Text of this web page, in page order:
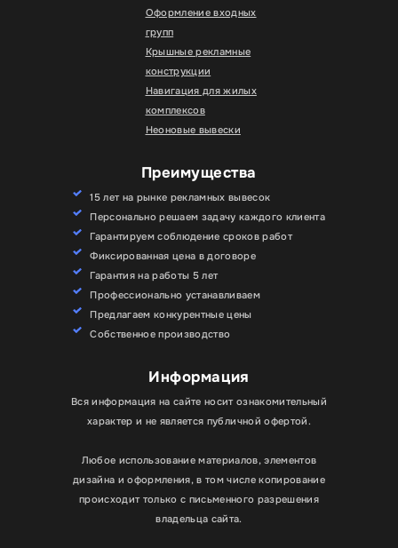
Оформление входных
групп
Крышные рекламные
конструкции
Навигация для жилых
комплексов
Неоновые вывески
Преимущества
15 лет на рынке рекламных вывесок
Персонально решаем задачу каждого клиента
Гарантируем соблюдение сроков работ
Фиксированная цена в договоре
Гарантия на работы 5 лет
Профессионально устанавливаем
Предлагаем конкурентные цены
Собственное производство
Информация
Вся информация на сайте носит ознакомительный
характер и не является публичной офертой.
Любое использование материалов, элементов
дизайна и оформления, в том числе копирование
происходит только с письменного разрешения
владельца сайта.